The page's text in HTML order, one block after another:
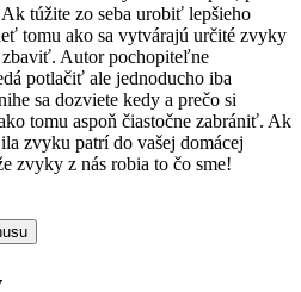
túžite zo seba urobiť lepšieho
tomu ako sa vytvárajú určité zvyky
Autor pochopiteľne
potlačiť ale jednoducho iba
sa dozviete kedy a prečo si
tomu aspoň čiastočne zabrániť. Ak
zvyku patrí do vašej domácej
zvyky z nás robia to čo sme!